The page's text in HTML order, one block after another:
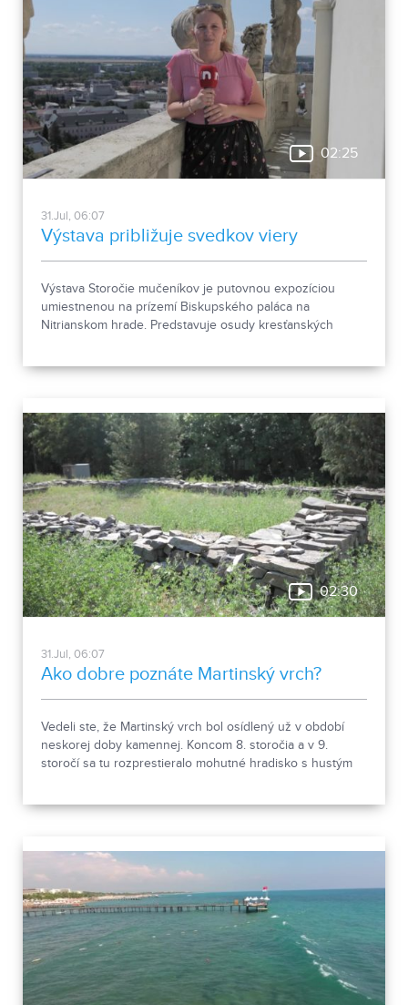
02:25
31.Jul, 06:07
Výstava približuje svedkov viery
Výstava Storočie mučeníkov je putovnou expozíciou
umiestnenou na prízemí Biskupského paláca na
Nitrianskom hrade. Predstavuje osudy kresťanských
02:30
31.Jul, 06:07
Ako dobre poznáte Martinský vrch?
Vedeli ste, že Martinský vrch bol osídlený už v období
neskorej doby kamennej. Koncom 8. storočia a v 9.
storočí sa tu rozprestieralo mohutné hradisko s hustým
nemocnice s dvoma menšími pavilónmi a park.